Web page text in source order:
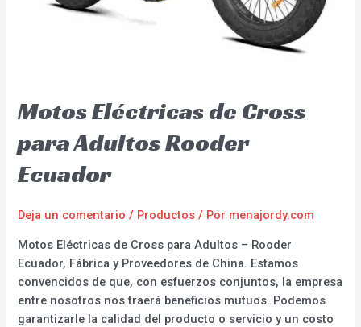
Motos Eléctricas de Cross
para Adultos Rooder
Ecuador
Deja un comentario / Productos / Por menajordy.com
Motos Eléctricas de Cross para Adultos – Rooder
Ecuador, Fábrica y Proveedores de China. Estamos
convencidos de que, con esfuerzos conjuntos, la empresa
entre nosotros nos traerá beneficios mutuos. Podemos
garantizarle la calidad del producto o servicio y un costo